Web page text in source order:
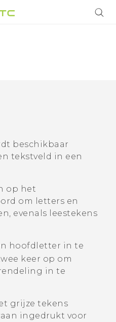
beschikbaar
tekstveld in een
op het
om letters en
evenals leestekens
hoofdletter in te
keer op om
in te
grijze tekens
ingedrukt voor